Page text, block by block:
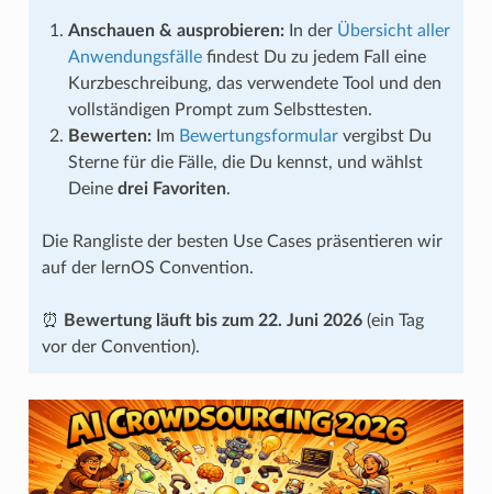
Anschauen & ausprobieren:In der Übersicht aller
Anwendungsfällefindest Du zu jedem Fall eine
Kurzbeschreibung, das verwendete Tool und den
vollständigen Prompt zum Selbsttesten.
Bewerten:Im Bewertungsformularvergibst Du
Sterne für die Fälle, die Du kennst, und wählst
Deine drei Favoriten.
Die Rangliste der besten Use Cases präsentieren wir
auf der lernOS Convention.
⏰ Bewertung läuft bis zum 22. Juni 2026(ein Tag
vor der Convention).